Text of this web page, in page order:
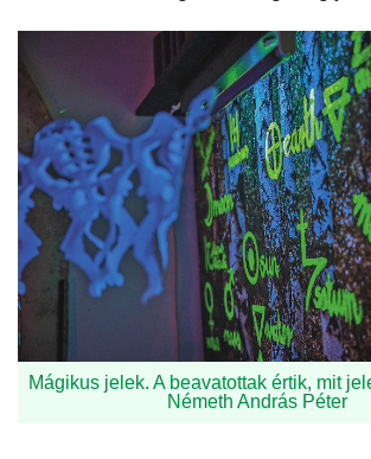
Mágikus jelek. A beavatottak értik, mit
Németh András Péter